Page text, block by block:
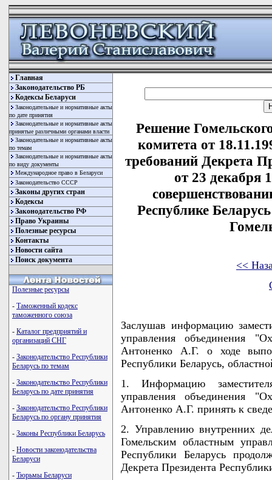
Главная
Законодательство РБ
Кодексы Беларуси
Законодательные и нормативные акты
по дате принятия
Законодательные и нормативные акты
принятые различными органами власти
Законодательные и нормативные акты
по темам
Законодательные и нормативные акты
по виду документы
Международное право в Беларуси
Законодательство СССР
Законы других стран
Кодексы
Законодательство РФ
Право Украины
Полезные ресурсы
Контакты
Новости сайта
Поиск документа
Полезные ресурсы
- Таможенный кодекс
таможенного союза
- Каталог предприятий и
организаций СНГ
- Законодательство Республики
Беларусь по темам
- Законодательство Республики
Беларусь по дате принятия
- Законодательство Республики
Беларусь по органу принятия
- Законы Республики Беларусь
- Новости законодательства
Беларуси
- Тюрьмы Беларуси
Решение
комитета от
требований Декрета
от 23 декабря
Республике
<<
Заслушав информацию
управления объединения
Антоненко А.Г. о ходе
Республики Беларусь,
1. Информацию
управления объединения
Антоненко А.Г. принять к
2. Управлению внутренних
Гомельским областным
Республики Беларусь
Декрета Президента